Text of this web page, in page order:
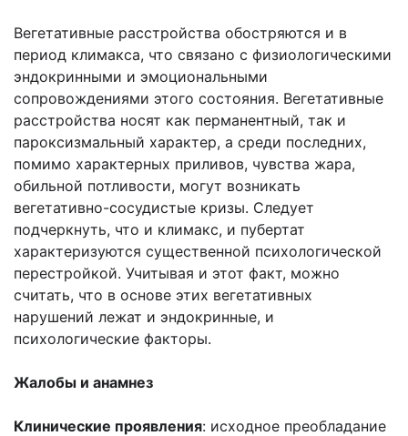
Вегетативные расстройства обостряются и в
период климакса, что связано с физиологическими
эндокринными и эмоциональными
сопровождениями этого состояния. Вегетативные
расстройства носят как перманентный, так и
пароксизмальный характер, а среди последних,
помимо характерных приливов, чувства жара,
обильной потливости, могут возникать
вегетативно-сосудистые кризы. Следует
подчеркнуть, что и климакс, и пубертат
характеризуются существенной психологической
перестройкой. Учитывая и этот факт, можно
считать, что в основе этих вегетативных
нарушений лежат и эндокринные, и
психологические факторы.
Жалобы и анамнез
Клинические проявления: исходное преобладание